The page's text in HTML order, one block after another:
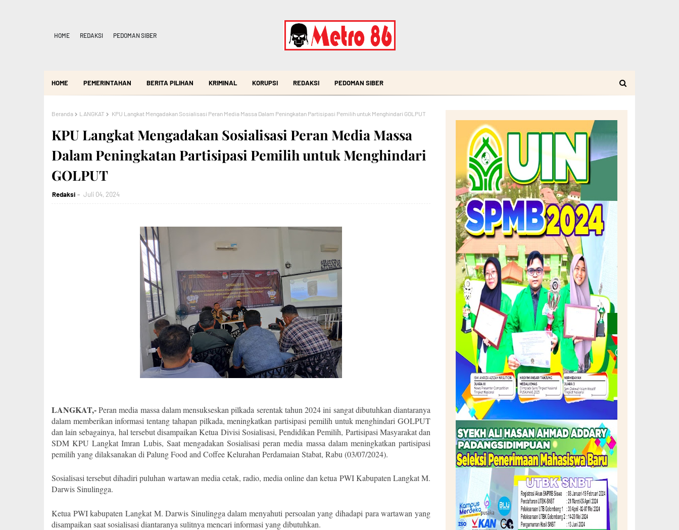
HOME REDAKSI PEDOMAN SIBER
HOME PEMERINTAHAN BERITA PILIHAN KRIMINAL KORUPSI REDAKSI PEDOMAN SIBER
Beranda LANGKAT KPU Langkat Mengadakan Sosialisasi Peran Media Massa Dalam Peningkatan Partisipasi Pemilih untuk Menghindari GOLPUT
KPU Langkat Mengadakan Sosialisasi Peran Media Massa
Dalam Peningkatan Partisipasi Pemilih untuk Menghindari
GOLPUT
Redaksi Juli 04, 2024
LANGKAT,-Peran media massa dalam mensukseskan pilkada serentak tahun 2024 ini sangat dibutuhkan diantaranya
dalam memberikan informasi tentang tahapan pilkada, meningkatkan partisipasi pemilih untuk menghindari GOLPUT
dan lain sebagainya, hal tersebut disampaikan Ketua Divisi Sosialisasi, Pendidikan Pemilih, Partisipasi Masyarakat dan
SDM KPU Langkat Imran Lubis, Saat mengadakan Sosialisasi peran media massa dalam meningkatkan partisipasi
pemilih yang dilaksanakan di Palung Food and Coffee Kelurahan Perdamaian Stabat, Rabu (03/07/2024).
Sosialisasi tersebut dihadiri puluhan wartawan media cetak, radio, media online dan ketua PWI Kabupaten Langkat M.
Darwis Sinulingga.
Ketua PWI kabupaten Langkat M. Darwis Sinulingga dalam menyahuti persoalan yang dihadapi para wartawan yang
disampaikan saat sosialisasi diantaranya sulitnya mencari informasi yang dibutuhkan.